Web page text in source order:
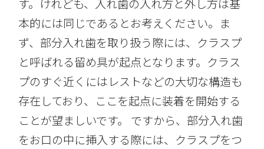
す。けれども、入れ歯の入れ方と外し方は基
本的には同じであるとお考えください。ま
ず、部分入れ歯を取り扱う際には、クラスプ
と呼ばれる留め具が起点となります。クラス
プのすぐ近くにはレストなどの大切な構造も
存在しており、ここを起点に装着を開始する
ことが望ましいです。 ですから、部分入れ歯
をお口の中に挿入する際には、クラスプをつ